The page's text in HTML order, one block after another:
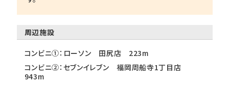
周辺施設
コンビニ①：ローソン 田尻店 223m
コンビニ②：セブンイレブン 福岡周船寺1丁目店
943m